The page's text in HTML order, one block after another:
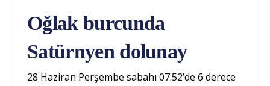
Oğlak burcunda
Satürnyen dolunay
28 Haziran Perşembe sabahı 07:52’de 6 derece